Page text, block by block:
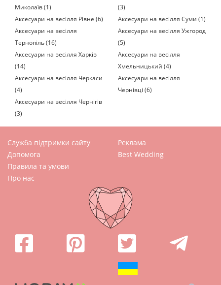
Миколаїв (1)
(3)
Аксесуари на весілля Рівне (6)
Аксесуари на весілля Суми (1)
Аксесуари на весілля
Тернопіль (16)
Аксесуари на весілля Ужгород
(5)
Аксесуари на весілля Харків
(14)
Аксесуари на весілля
Хмельницький (4)
Аксесуари на весілля Черкаси
(4)
Аксесуари на весілля
Чернівці (6)
Аксесуари на весілля Чернігів
(3)
Служба підтримки сайту
Допомога
Правила та умови
Про нас
Реклама
Best Wedding